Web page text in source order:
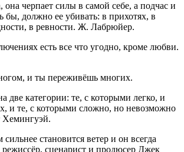
черпает силы в самой себе, а подчас и
бы, должно ее убивать: в прихотях, в
в ревности. Ж. Лабрюйер.
есть все что угодно, кроме любви.
и ты переживёшь многих.
две категории: те, с которыми легко, и
и те, с которыми сложно, но невозможно
становится ветер и он всегда
сценарист и продюсер Джек